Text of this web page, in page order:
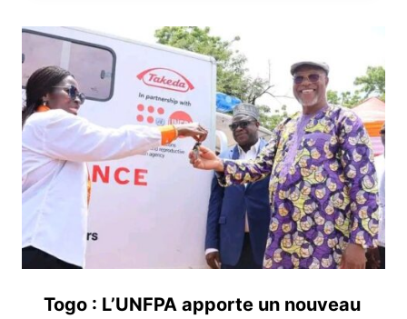
Togo : L’UNFPA apporte un nouveau